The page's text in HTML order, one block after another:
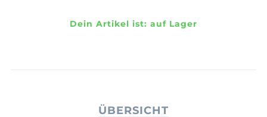
Dein Artikel ist: auf Lager
ÜBERSICHT